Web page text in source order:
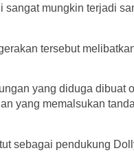
mungkin terjadi
tersebut
yang diduga dibuat
yang memalsukan
sebagai pendukung